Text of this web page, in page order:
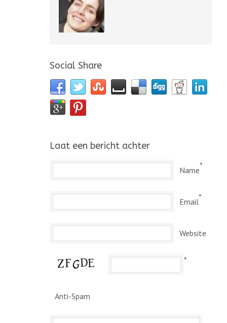
Social Share
Laat een bericht achter
Name*
Email*
Website
Anti-Spam
*